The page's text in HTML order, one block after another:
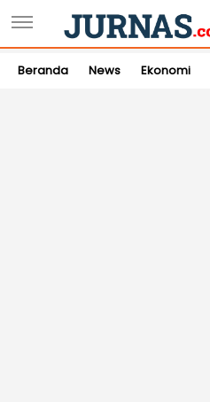
Beranda News Ekonomi